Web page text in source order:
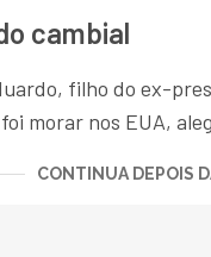
cambial
filho do ex-
morar nos EUA,
CONTINUA DEPOIS